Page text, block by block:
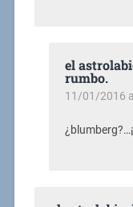
el
rumbo.
11/01/2016